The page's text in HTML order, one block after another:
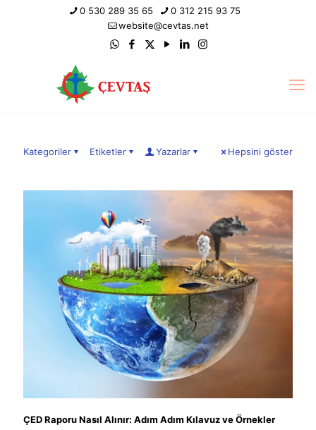
0 530 289 35 65
0 312 215 93 75
website@cevtas.net
Kategoriler Etiketler Yazarlar Hepsini göster
ÇED Raporu Nasıl Alınır: Adım Adım Kılavuz ve Örnekler